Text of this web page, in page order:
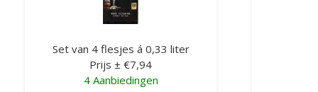
Set van 4 flesjes á 0,33 liter
Prijs ± €7,94
4 Aanbiedingen